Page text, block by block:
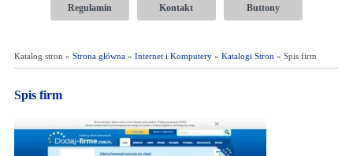
Regulamin Kontakt Buttony
Katalog stron » Strona główna» Internet i Komputery» Katalogi Stron » Spis firm
Spis firm